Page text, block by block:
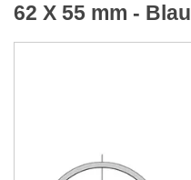
62 X 55 mm - Blau